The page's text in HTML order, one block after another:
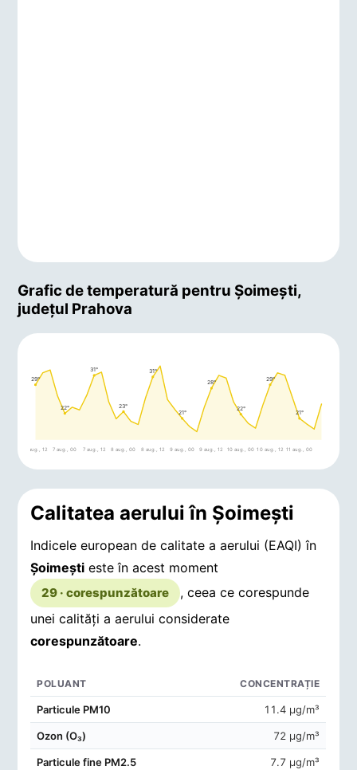
Grafic de temperatură pentru Şoimeşti,
județul Prahova
29°
6 aug., 12
22°
7 aug., 00
31°
7 aug., 12
23°
8 aug., 00
31°
8 aug., 12
21°
9 aug., 00
28°
9 aug., 12
22°
10 aug., 00
29°
10 aug., 12
21°
11 aug., 00
Calitatea aerului în Şoimeşti
Indicele european de calitate a aerului (EAQI) în
Şoimeşti este în acest moment
29 · corespunzătoare
, ceea ce corespunde
unei calități a aerului considerate
corespunzătoare.
POLUANT CONCENTRAȚIE
Particule PM10 11.4 μg/m³
Ozon (O₃) 72 μg/m³
Particule fine PM2.5 7.7 μg/m³